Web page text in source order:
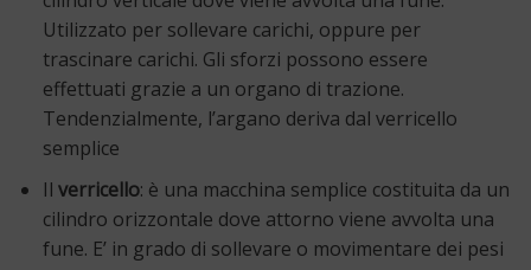
Utilizzato per sollevare carichi, oppure per
trascinare carichi. Gli sforzi possono essere
effettuati grazie a un organo di trazione.
Tendenzialmente, l’argano deriva dal verricello
semplice
Il verricello: è una macchina semplice costituita da un
cilindro orizzontale dove attorno viene avvolta una
fune. E’ in grado di sollevare o movimentare dei pesi